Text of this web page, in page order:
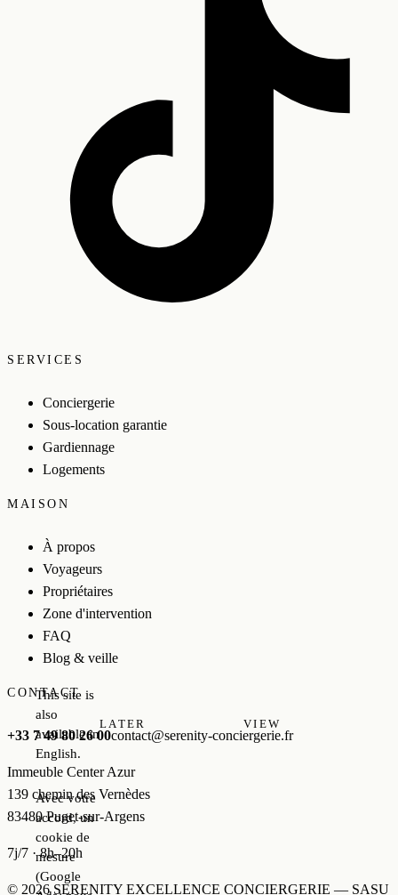
SERVICES
Conciergerie
Sous-location garantie
Gardiennage
Logements
MAISON
À propos
Voyageurs
Propriétaires
Zone d'intervention
FAQ
Blog & veille
CONTACT
+33 7 49 80 26 00contact@serenity-conciergerie.fr
Immeuble Center Azur
139 chemin des Vernèdes
83480 Puget-sur-Argens
7j/7 · 8h–20h
© 2026 SERENITY EXCELLENCE CONCIERGERIE — SASU
This site is
also
available in
English.
LATER VIEW
Avec votre
accord, un
cookie de
mesure
(Google